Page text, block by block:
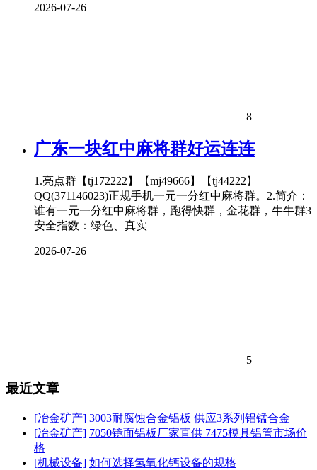
2026-07-26
8
广东一块红中麻将群好运连连
1.亮点群【tj172222】【mj49666】【tj44222】
QQ(371146023)正规手机一元一分红中麻将群。2.简介：
谁有一元一分红中麻将群，跑得快群，金花群，牛牛群3
安全指数：绿色、真实
2026-07-26
5
最近文章
[冶金矿产] 3003耐腐蚀合金铝板 供应3系列铝锰合金
[冶金矿产] 7050镜面铝板厂家直供 7475模具铝管市场价
格
[机械设备] 如何选择氢氧化钙设备的规格